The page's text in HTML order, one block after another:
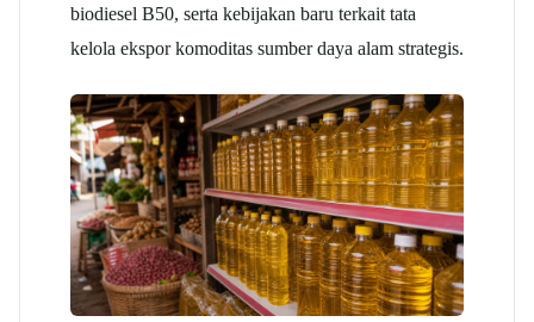
biodiesel B50, serta kebijakan baru terkait tata
kelola ekspor komoditas sumber daya alam strategis.